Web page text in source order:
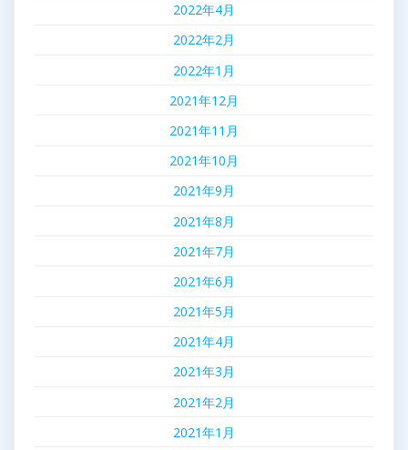
2022年4月
2022年2月
2022年1月
2021年12月
2021年11月
2021年10月
2021年9月
2021年8月
2021年7月
2021年6月
2021年5月
2021年4月
2021年3月
2021年2月
2021年1月